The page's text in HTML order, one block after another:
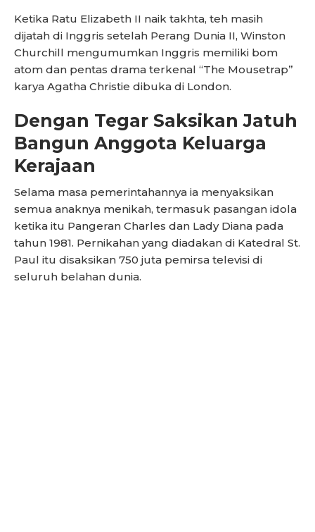
Ketika Ratu Elizabeth II naik takhta, teh masih
dijatah di Inggris setelah Perang Dunia II, Winston
Churchill mengumumkan Inggris memiliki bom
atom dan pentas drama terkenal “The Mousetrap”
karya Agatha Christie dibuka di London.
Dengan Tegar Saksikan Jatuh
Bangun Anggota Keluarga
Kerajaan
Selama masa pemerintahannya ia menyaksikan
semua anaknya menikah, termasuk pasangan idola
ketika itu Pangeran Charles dan Lady Diana pada
tahun 1981. Pernikahan yang diadakan di Katedral St.
Paul itu disaksikan 750 juta pemirsa televisi di
seluruh belahan dunia.